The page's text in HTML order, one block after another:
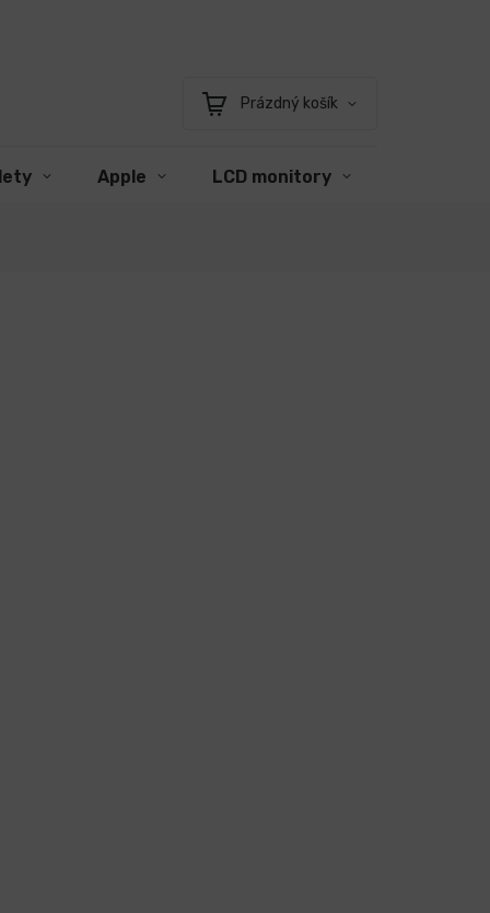
Nákupní
Prázdný košík
Apple LCD monitory